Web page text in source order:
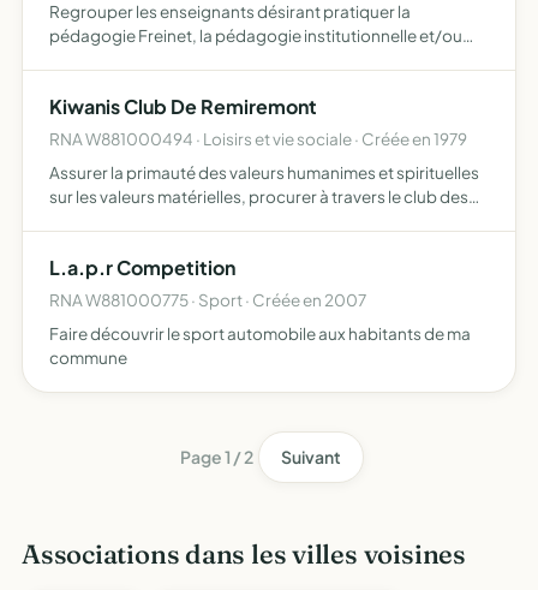
Regrouper les enseignants désirant pratiquer la
pédagogie Freinet, la pédagogie institutionnelle et/ou
rencontre…
Kiwanis Club De Remiremont
RNA W881000494 · Loisirs et vie sociale · Créée en 1979
Assurer la primauté des valeurs humanimes et spirituelles
sur les valeurs matérielles, procurer à travers le club des
L.a.p.r Competition
RNA W881000775 · Sport · Créée en 2007
Faire découvrir le sport automobile aux habitants de ma
commune
Page 1 / 2 Suivant
Associations dans les villes voisines